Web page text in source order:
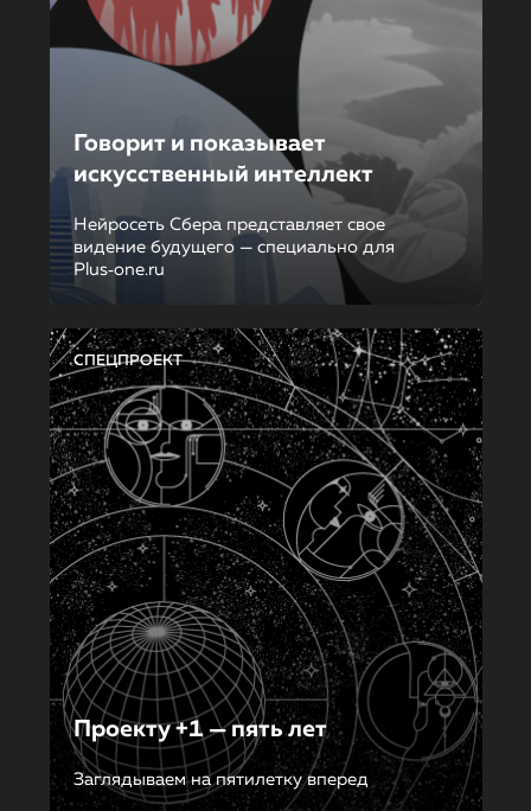
Говорит и показывает
искусственный интеллект
Нейросеть Сбера представляет свое
видение будущего — специально для
Plus‑one.ru
СПЕЦПРОЕКТ
Проекту +1 — пять лет
Заглядываем на пятилетку вперед